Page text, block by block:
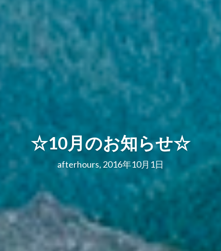
☆10月のお知らせ☆
afterhours, 2016年10月1日